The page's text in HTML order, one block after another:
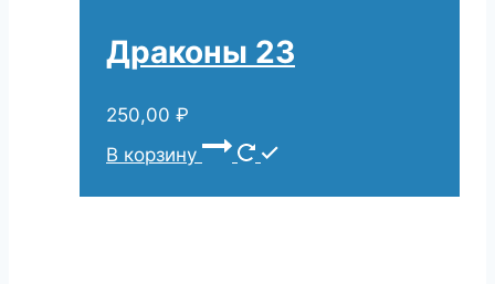
Драконы 23
250,00 ₽
В корзину